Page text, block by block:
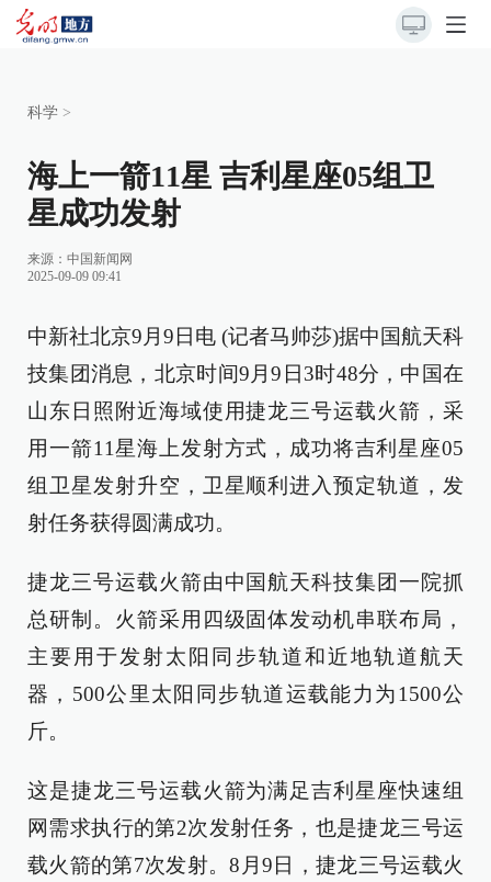
科学 >
海上一箭11星 吉利星座05组卫
星成功发射
来源： 中国新闻网
2025-09-09 09:41
中新社北京9月9日电 (记者马帅莎)据中国航天科
技集团消息，北京时间9月9日3时48分，中国在
山东日照附近海域使用捷龙三号运载火箭，采
用一箭11星海上发射方式，成功将吉利星座05
组卫星发射升空，卫星顺利进入预定轨道，发
射任务获得圆满成功。
捷龙三号运载火箭由中国航天科技集团一院抓
总研制。火箭采用四级固体发动机串联布局，
主要用于发射太阳同步轨道和近地轨道航天
器，500公里太阳同步轨道运载能力为1500公
斤。
这是捷龙三号运载火箭为满足吉利星座快速组
网需求执行的第2次发射任务，也是捷龙三号运
载火箭的第7次发射。8月9日，捷龙三号运载火